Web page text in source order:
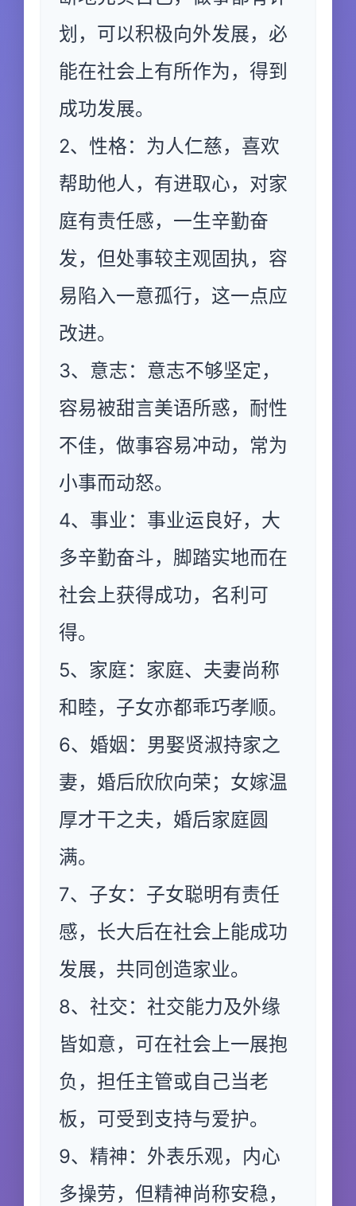
划，可以积极向外发展，必
能在社会上有所作为，得到
成功发展。
2、性格：为人仁慈，喜欢
帮助他人，有进取心，对家
庭有责任感，一生辛勤奋
发，但处事较主观固执，容
易陷入一意孤行，这一点应
改进。
3、意志：意志不够坚定，
容易被甜言美语所惑，耐性
不佳，做事容易冲动，常为
小事而动怒。
4、事业：事业运良好，大
多辛勤奋斗，脚踏实地而在
社会上获得成功，名利可
得。
5、家庭：家庭、夫妻尚称
和睦，子女亦都乖巧孝顺。
6、婚姻：男娶贤淑持家之
妻，婚后欣欣向荣；女嫁温
厚才干之夫，婚后家庭圆
满。
7、子女：子女聪明有责任
感，长大后在社会上能成功
发展，共同创造家业。
8、社交：社交能力及外缘
皆如意，可在社会上一展抱
负，担任主管或自己当老
板，可受到支持与爱护。
9、精神：外表乐观，内心
多操劳，但精神尚称安稳，